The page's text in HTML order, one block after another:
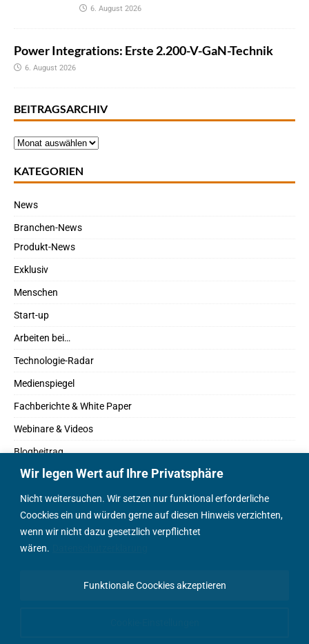
Wir legen Wert auf Ihre Privatsphäre
Nicht weitersuchen. Wir setzen nur funktional erforderliche
Coockies ein und würden gerne auf diesen Hinweis verzichten,
wenn wir nicht dazu gesetzlich verpflichtet
wären.
Funktionale Coockies akzeptieren
6. August 2026
Power Integrations: Erste 2.200-V-GaN-Technik
6. August 2026
BEITRAGSARCHIV
KATEGORIEN
News
Branchen-News
Produkt-News
Exklusiv
Menschen
Start-up
Arbeiten bei…
Technologie-Radar
Medienspiegel
Fachberichte & White Paper
Webinare & Videos
Blogbeitrag
Fachbücher
Marktreport
Podcasts
Positionspapier
English Content